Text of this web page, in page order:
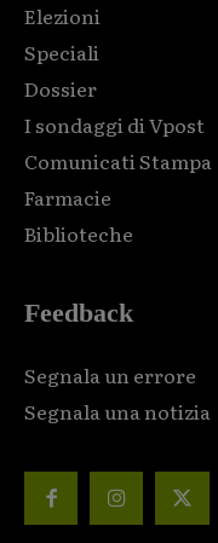
Elezioni
Speciali
Dossier
I sondaggi di Vpost
Comunicati Stampa
Farmacie
Biblioteche
Feedback
Segnala un errore
Segnala una notizia